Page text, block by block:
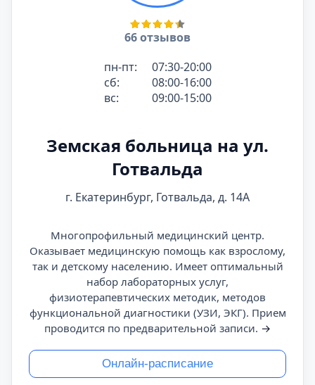
66 отзывов
пн-пт:
07:30-20:00
сб:
08:00-16:00
вс:
09:00-15:00
Земская больница на ул.
Готвальда
г. Екатеринбург, Готвальда, д. 14А
Многопрофильный медицинский центр.
Оказывает медицинскую помощь как взрослому,
так и детскому населению. Имеет оптимальный
набор лабораторных услуг,
физиотерапевтических методик, методов
функциональной диагностики (УЗИ, ЭКГ). Прием
проводится по предварительной записи. →
Онлайн-расписание